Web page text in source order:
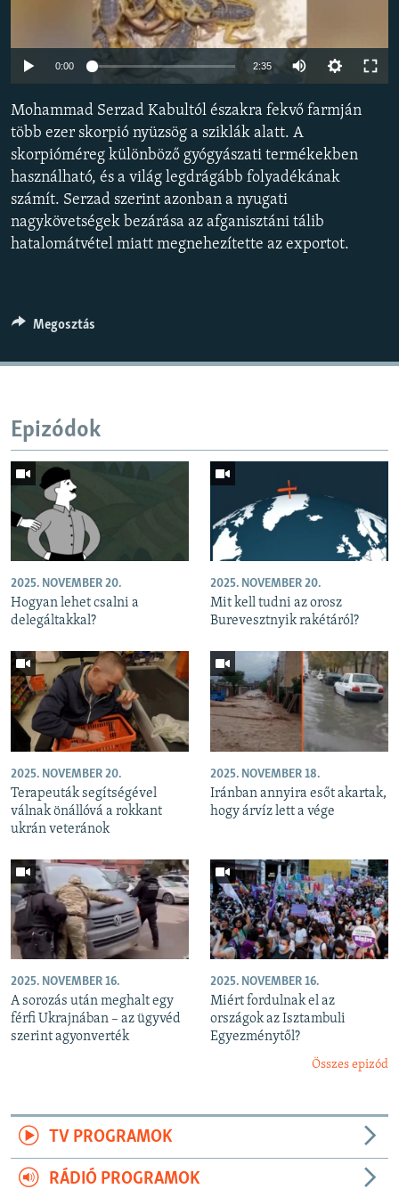
EURÓPAI UNIÓ
VILÁG
KLÍMAVÁLTOZÁS
A MÚLT TANULSÁGAI
KÖVESSEN MINKET!
Valamennyi RFE/RL weboldal
Auto
1080p
0:00 2:35
480p
1080p
Mohammad Serzad Kabultól északra fekvő farmján
több ezer skorpió nyüzsög a sziklák alatt. A
skorpióméreg különböző gyógyászati termékekben
használható, és a világ legdrágább folyadékának
számít. Serzad szerint azonban a nyugati
nagykövetségek bezárása az afganisztáni tálib
hatalomátvétel miatt megnehezítette az exportot.
Megosztás
Epizódok
2025. NOVEMBER 20.
Hogyan lehet csalni a
delegáltakkal?
2025. NOVEMBER 20.
Mit kell tudni az orosz
Burevesztnyik rakétáról?
2025. NOVEMBER 20.
Terapeuták segítségével
válnak önállóvá a rokkant
ukrán veteránok
2025. NOVEMBER 18.
Iránban annyira esőt akartak,
hogy árvíz lett a vége
2025. NOVEMBER 16.
A sorozás után meghalt egy
férfi Ukrajnában – az ügyvéd
szerint agyonverték
2025. NOVEMBER 16.
Miért fordulnak el az
országok az Isztambuli
Egyezménytől?
Összes epizód
TV PROGRAMOK
RÁDIÓ PROGRAMOK